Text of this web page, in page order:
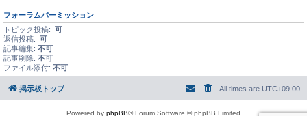
フォーラムパーミッション
トピック投稿: 可
返信投稿: 可
記事編集: 不可
記事削除: 不可
ファイル添付: 不可
掲示板トップ All times are UTC+09:00
Powered by phpBB® Forum Software © phpBB Limited